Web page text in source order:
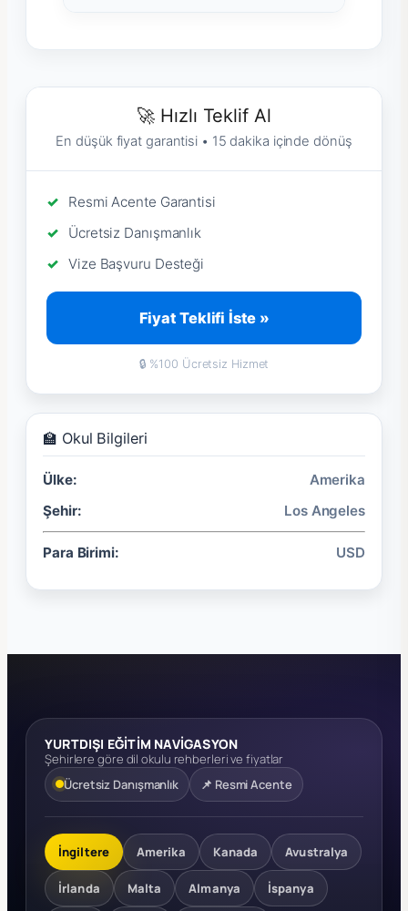
🚀 Hızlı Teklif Al
En düşük fiyat garantisi • 15 dakika içinde dönüş
Resmi Acente Garantisi
Ücretsiz Danışmanlık
Vize Başvuru Desteği
Fiyat Teklifi İste »
🔒 %100 Ücretsiz Hizmet
🏫 Okul Bilgileri
Ülke:
Amerika
Şehir:
Los Angeles
Para Birimi: USD
YURTDIŞI EĞİTİM NAVİGASYON
Şehirlere göre dil okulu rehberleri ve fiyatlar
Ücretsiz Danışmanlık
📌 Resmi Acente
İngiltere Amerika Kanada Avustralya
İrlanda Malta Almanya İspanya